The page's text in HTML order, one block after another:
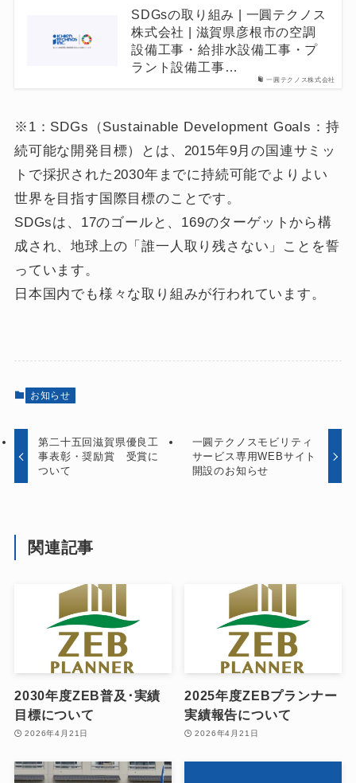
一圓テクノス株式会社
SDGsの取り組み | 一圓テクノス
株式会社 | 滋賀県彦根市の空調
設備工事・給排水設備工事・プ
ラント設備工事…
※1：SDGs（Sustainable Development Goals：持
続可能な開発目標）とは、2015年9月の国連サミッ
トで採択された2030年までに持続可能でよりよい
世界を目指す国際目標のことです。
SDGsは、17のゴールと、169のターゲットから構
成され、地球上の「誰一人取り残さない」ことを誓
っています。
日本国内でも様々な取り組みが行われています。
お知らせ
第二十五回滋賀県優良工
事表彰・奨励賞 受賞に
ついて
一圓テクノスモビリティ
サービス専用WEBサイト
開設のお知らせ
関連記事
2030年度ZEB普及･実績
目標について
2026年4月21日
2025年度ZEBプランナー
実績報告について
2026年4月21日